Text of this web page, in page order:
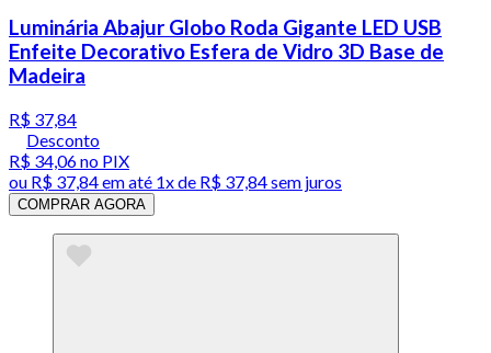
Luminária Abajur Globo Roda Gigante LED USB
Enfeite Decorativo Esfera de Vidro 3D Base de
Madeira
R$ 37,84
Desconto
R$ 34,06no PIX
ou R$ 37,84em até 1x de R$ 37,84sem juros
COMPRAR AGORA